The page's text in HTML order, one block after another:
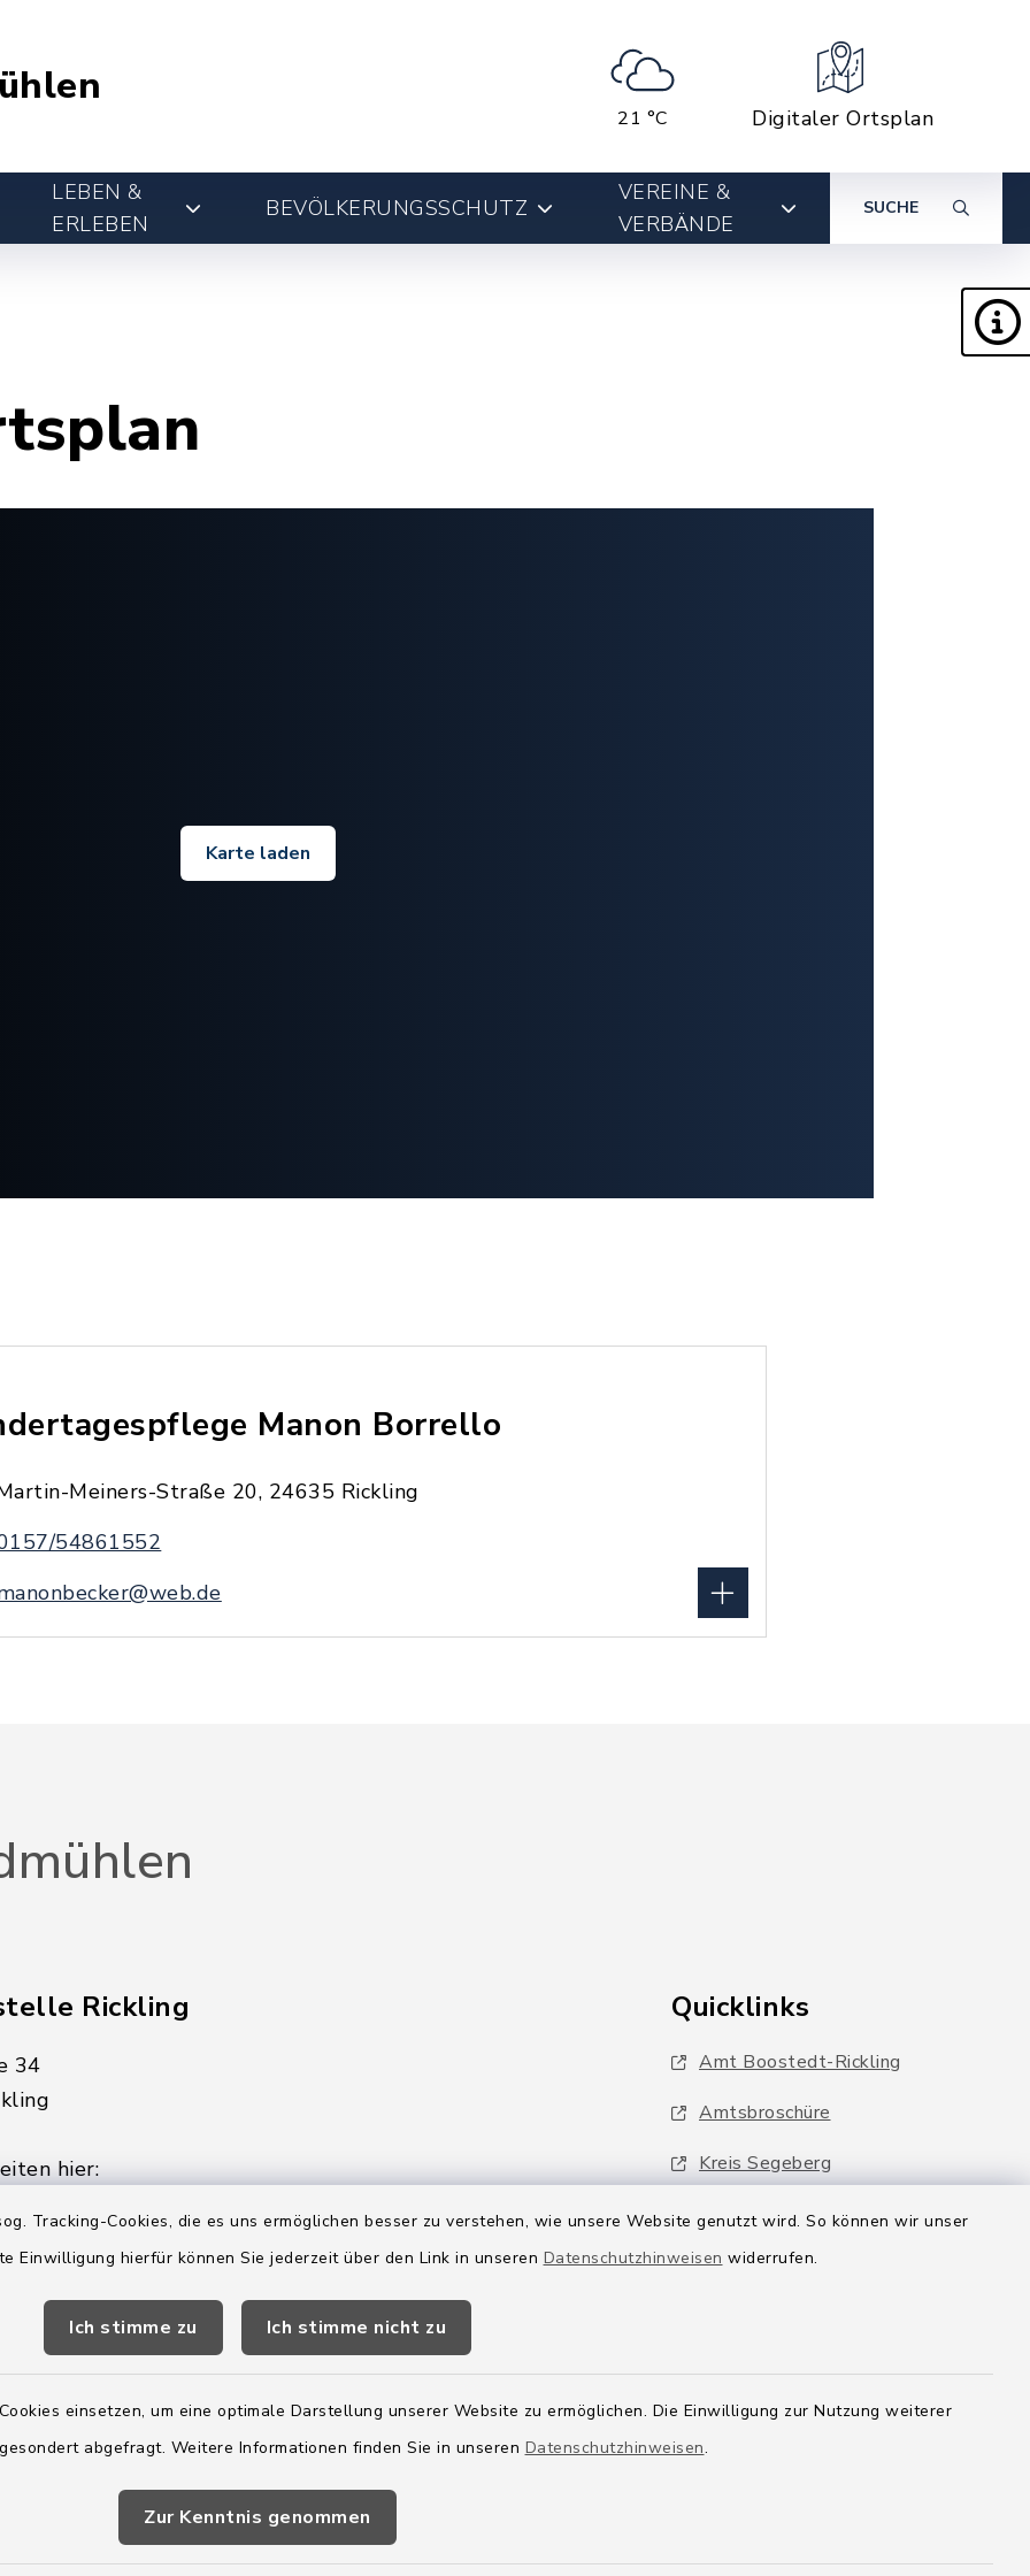
Tracking-Cookies, die es uns ermöglichen besser zu verstehen, wie unsere Website genutzt wird. So können wir unser
Einwilligung hierfür können Sie jederzeit über den Link in unseren Datenschutzhinweisen widerrufen.
Ich stimme zu Ich stimme nicht zu
einsetzen, um eine optimale Darstellung unserer Website zu ermöglichen. Die Einwilligung zur Nutzung weiterer
abgefragt. Weitere Informationen finden Sie in unseren Datenschutzhinweisen.
Zur Kenntnis genommen
21 °C Digitaler Ortsplan
LEBEN &
ERLEBEN
BEVÖLKERUNGSSCHUTZ
VEREINE &
VERBÄNDE
SUCHE
Karte laden
Manon Borrello
Meiners-Straße 20, 24635 Rickling
54861552
Rickling
34
hier:
Uhr
am Donnerstag:
Uhr
179-0
- 179-44
boostedt-
Quicklinks
Amt Boostedt-Rickling
Amtsbroschüre
Kreis Segeberg
Wege-Zweckverband